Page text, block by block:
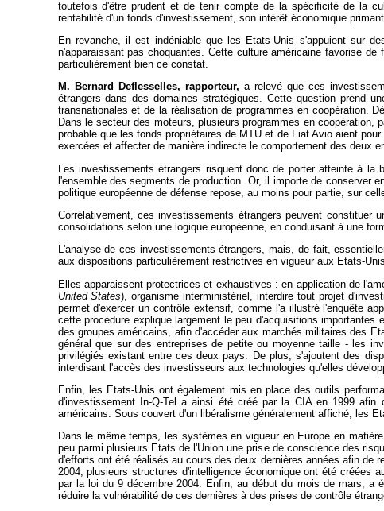
toutefois d'être prudent et de tenir compte de la spécificité de la
rentabilité d'un fonds d'investissement, son intérêt économique
En revanche, il est indéniable que les Etats-Unis s'appuient sur
n'apparaissant pas choquantes. Cette culture américaine favorise
particulièrement bien ce constat.
M. Bernard Deflesselles, rapporteur, a relevé que ces
étrangers dans des domaines stratégiques. Cette question prend
transnationales et de la réalisation de programmes en coopération.
Dans le secteur des moteurs, plusieurs programmes en
probable que les fonds propriétaires de MTU et de Fiat Avio aient
exercées et affecter de manière indirecte le comportement des deux
Les investissements étrangers risquent donc de porter atteinte à
l'ensemble des segments de production. Or, il importe de conserver
politique européenne de défense repose, au moins pour partie, sur
Corrélativement, ces investissements étrangers peuvent
consolidations selon une logique européenne, en conduisant à une
L'analyse de ces investissements étrangers, mais, de fait,
aux dispositions particulièrement restrictives en vigueur aux Etats-
Elles apparaissent protectrices et exhaustives : en application de
United States), organisme interministériel, interdire tout projet
permet d'exercer un contrôle extensif, comme l'a illustré l'enquête
cette procédure explique largement le peu d'acquisitions
des groupes américains, afin d'accéder aux marchés militaires des
général que sur des entreprises de petite ou moyenne taille - les
privilégiés existant entre ces deux pays. De plus, s'ajoutent des
interdisant l'accès des investisseurs aux technologies qu'elles
Enfin, les Etats-Unis ont également mis en place des outils
d'investissement In-Q-Tel a ainsi été créé par la CIA en 1999 afin
américains. Sous couvert d'un libéralisme généralement affiché, les
Dans le même temps, les systèmes en vigueur en Europe en
peu parmi plusieurs Etats de l'Union une prise de conscience des
d'efforts ont été réalisés au cours des deux dernières années afin de
2004, plusieurs structures d'intelligence économique ont été créées
par la loi du 9 décembre 2004. Enfin, au début du mois de mars, a
réduire la vulnérabilité de ces dernières à des prises de contrôle